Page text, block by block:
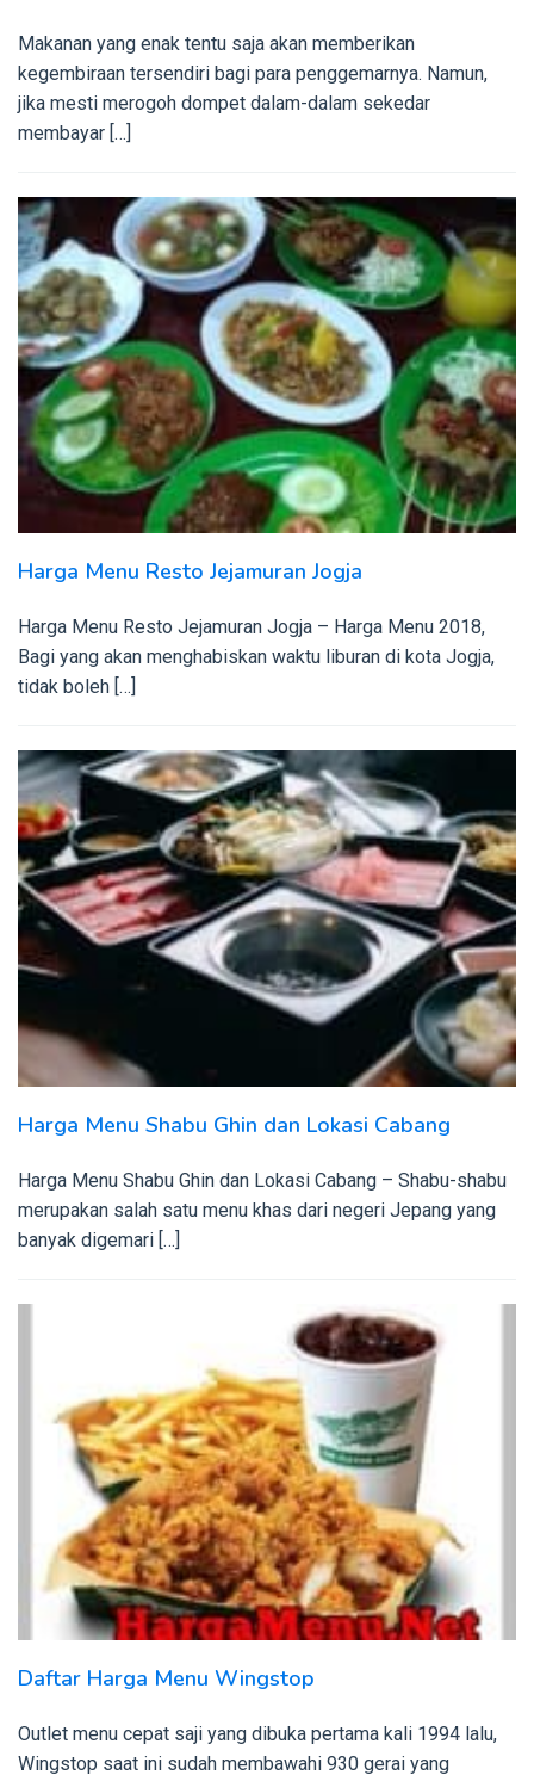
Makanan yang enak tentu saja akan memberikan
kegembiraan tersendiri bagi para penggemarnya. Namun,
jika mesti merogoh dompet dalam-dalam sekedar
membayar […]
Harga Menu Resto Jejamuran Jogja
Harga Menu Resto Jejamuran Jogja – Harga Menu 2018,
Bagi yang akan menghabiskan waktu liburan di kota Jogja,
tidak boleh […]
Harga Menu Shabu Ghin dan Lokasi Cabang
Harga Menu Shabu Ghin dan Lokasi Cabang – Shabu-shabu
merupakan salah satu menu khas dari negeri Jepang yang
banyak digemari […]
Daftar Harga Menu Wingstop
Outlet menu cepat saji yang dibuka pertama kali 1994 lalu,
Wingstop saat ini sudah membawahi 930 gerai yang